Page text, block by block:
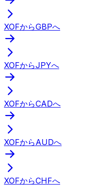
XOFからGBPへ
XOFからJPYへ
XOFからCADへ
XOFからAUDへ
XOFからCHFへ